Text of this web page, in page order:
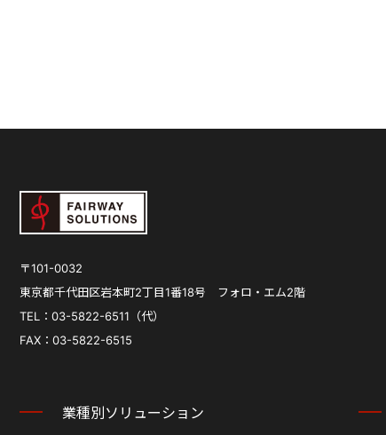
〒101-0032
東京都千代田区岩本町2丁目1番18号 フォロ・エム2階
TEL：03-5822-6511（代）
FAX：03-5822-6515
業種別ソリューション